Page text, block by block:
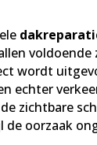
wordt
echter
zichtbare
de oorzaak